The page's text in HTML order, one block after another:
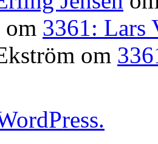
om 3361: Lars
om